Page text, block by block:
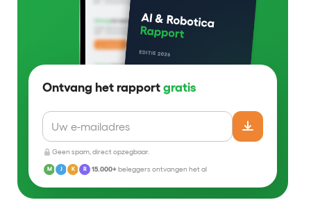
Ontvang het rapport gratis
Geen spam, direct opzegbaar.
M J K R 15.000+beleggers ontvangen het al